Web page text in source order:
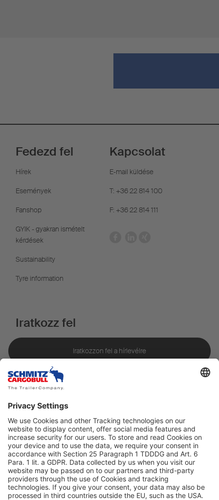
Fedezd fel
Hírek
Események
Fanshop
GYIK - gyakran ismételt
kérdések
Sustainability
Tyre information
Kapcsolat
E-mail küldése
T: +36 22 814 100
F: +36 22 814 111
Iratkozz fel